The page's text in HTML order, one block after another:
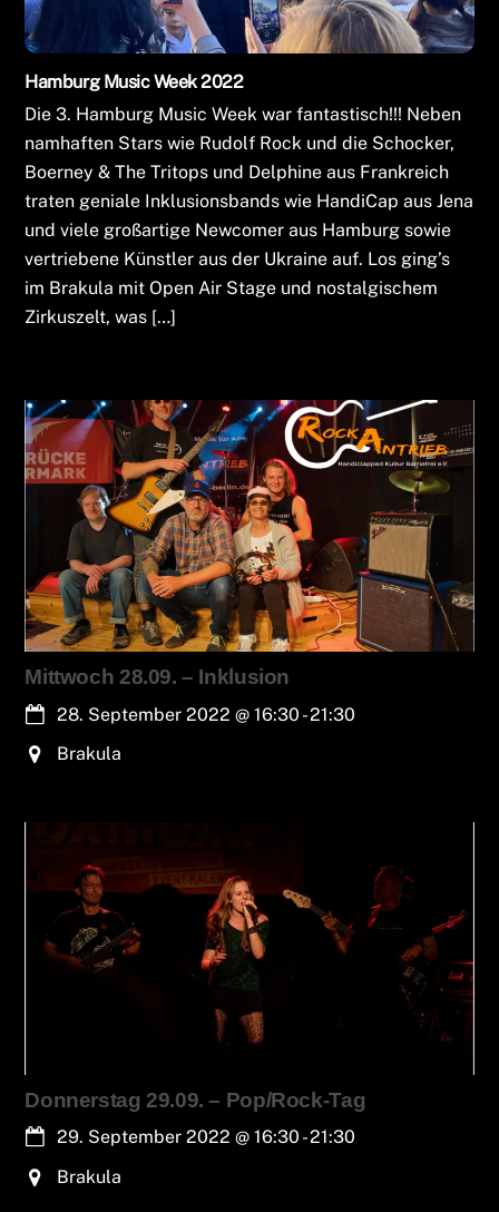
Hamburg Music Week 2022
Die 3. Hamburg Music Week war fantastisch!!! Neben
namhaften Stars wie Rudolf Rock und die Schocker,
Boerney & The Tritops und Delphine aus Frankreich
traten geniale Inklusionsbands wie HandiCap aus Jena
und viele großartige Newcomer aus Hamburg sowie
vertriebene Künstler aus der Ukraine auf. Los ging’s
im Brakula mit Open Air Stage und nostalgischem
Zirkuszelt, was […]
Mittwoch 28.09. – Inklusion
28. September 2022 @16:30 -21:30
Brakula
Donnerstag 29.09. – Pop/Rock-Tag
29. September 2022 @16:30 -21:30
Brakula